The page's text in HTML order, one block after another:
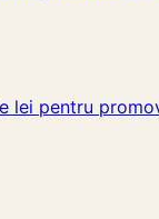
lei pentru